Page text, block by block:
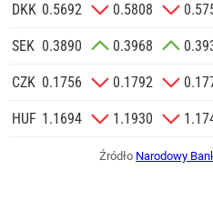
DKK 0.5692 0.5808
SEK 0.3890 0.3968
CZK 0.1756 0.1792
HUF 1.1694 1.1930
Źródło Narodowy